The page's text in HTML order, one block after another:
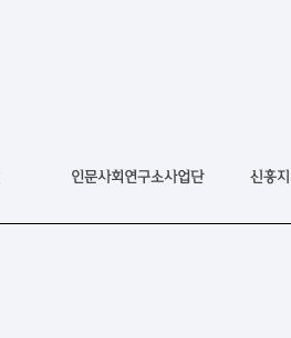
인문사회연구소사업단 신흥